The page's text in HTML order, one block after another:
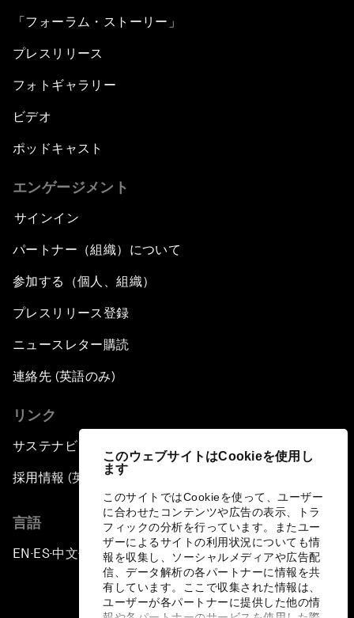
このウェブサイトはCookieを使用し
ます
このサイトではCookieを使って、ユーザー
に合わせたコンテンツや広告の表示、トラ
フィックの分析を行っています。またユー
ザーによるサイトの利用状況についても情
報を収集し、ソーシャルメディアや広告配
信、データ解析の各パートナーに情報を共
有しています。ここで収集された情報は、
ユーザーが各パートナーに提供した他の情
「フォーラム・ストーリー」
プレスリリース
フォトギャラリー
ビデオ
ポッドキャスト
エンゲージメント
サインイン
パートナー（組織）について
参加する（個人、組織）
プレスリリース登録
ニュースレター購読
連絡先 (英語のみ)
リンク
サステナビリティへの取り組み
採用情報 (英語のみ)
言語
EN ▪ES▪中文▪ 日本語